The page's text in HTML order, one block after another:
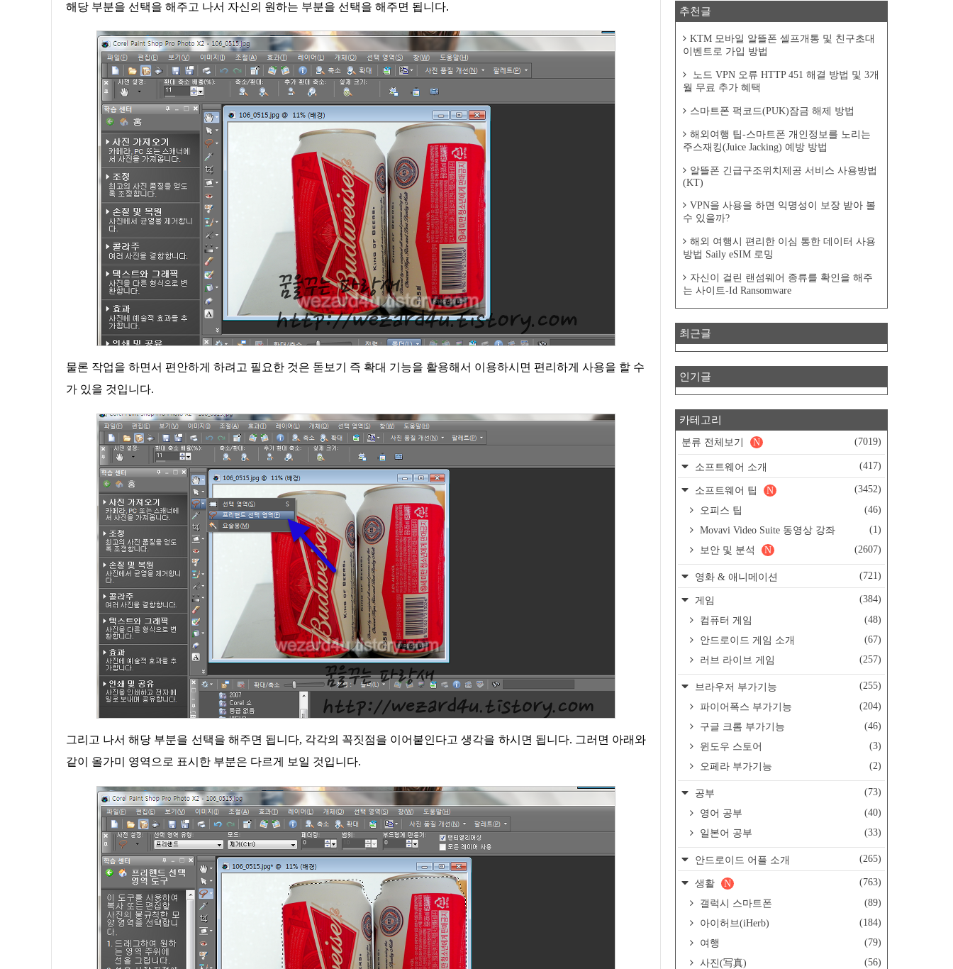
해당 부분을 선택을 해주고 나서 자신의 원하는 부분을 선택을 해주면 됩니다.
물론 작업을 하면서 편안하게 하려고 필요한 것은 돋보기 즉 확대 기능을 활용해서 이용하시면 편리하게 사용을 할 수
가 있을 것입니다.
그리고 나서 해당 부분을 선택을 해주면 됩니다, 각각의 꼭짓점을 이어붙인다고 생각을 하시면 됩니다. 그러면 아래와
같이 올가미 영역으로 표시한 부분은 다르게 보일 것입니다.
추천글
KTM 모바일 알뜰폰 셀프개통 및 친구초대
이벤트로 가입 방법
노드 VPN 오류 HTTP 451 해결 방법 및 3개
월 무료 추가 혜택
스마트폰 퍽코드(PUK)잠금 해제 방법
해외여행 팁-스마트폰 개인정보를 노리는
주스재킹(Juice Jacking) 예방 방법
알뜰폰 긴급구조위치제공 서비스 사용방법
(KT)
VPN을 사용을 하면 익명성이 보장 받아 볼
수 있을까?
해외 여행시 편리한 이심 통한 데이터 사용
방법 Saily eSIM 로밍
자신이 걸린 랜섬웨어 종류를 확인을 해주
는 사이트-Id Ransomware
최근글
인기글
카테고리
분류 전체보기 (7019)
N
소프트웨어 소개 (417)
소프트웨어 팁 (3452)
N
오피스 팁
(46)
Movavi Video Suite 동영상 강좌
(1)
보안 및 분석
(2607)
N
영화 & 애니메이션 (721)
게임
(384)
컴퓨터 게임
(48)
안드로이드 게임 소개
(67)
러브 라이브 게임
(257)
브라우저 부가기능
(255)
파이어폭스 부가기능
(204)
구글 크롬 부가기능
(46)
윈도우 스토어
(3)
오페라 부가기능
(2)
공부
(73)
영어 공부
(40)
일본어 공부
(33)
안드로이드 어플 소개 (265)
생활 (763)
N
갤럭시 스마트폰
(89)
아이허브(iHerb)
(184)
여행
(79)
사진(写真)
(56)